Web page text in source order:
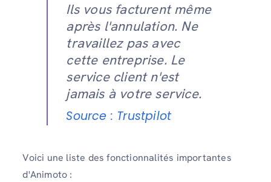
Ils vous facturent même
après l'annulation. Ne
travaillez pas avec
cette entreprise. Le
service client n'est
jamais à votre service.
Source : Trustpilot
Voici une liste des fonctionnalités importantes
d'Animoto :